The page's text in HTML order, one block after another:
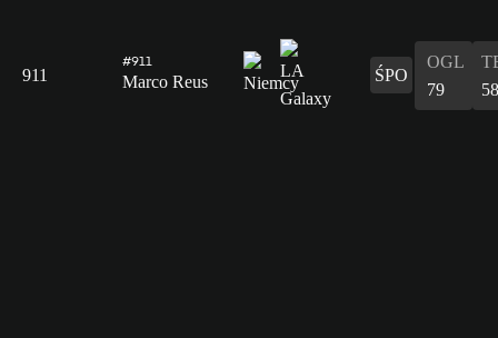
911
#911
Marco Reus ŚPO
OGL
79
58